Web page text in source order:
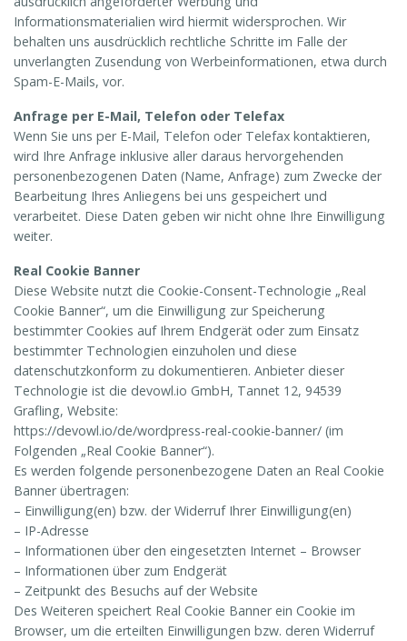
Informationsmaterialien wird hiermit widersprochen. Wir
behalten uns ausdrücklich rechtliche Schritte im Falle der
unverlangten Zusendung von Werbeinformationen, etwa durch
Spam-E-Mails, vor.
Anfrage per E-Mail, Telefon oder Telefax
Wenn Sie uns per E-Mail, Telefon oder Telefax kontaktieren,
wird Ihre Anfrage inklusive aller daraus hervorgehenden
personenbezogenen Daten (Name, Anfrage) zum Zwecke der
Bearbeitung Ihres Anliegens bei uns gespeichert und
verarbeitet. Diese Daten geben wir nicht ohne Ihre Einwilligung
weiter.
Real Cookie Banner
Diese Website nutzt die Cookie-Consent-Technologie „Real
Cookie Banner“, um die Einwilligung zur Speicherung
bestimmter Cookies auf Ihrem Endgerät oder zum Einsatz
bestimmter Technologien einzuholen und diese
datenschutzkonform zu dokumentieren. Anbieter dieser
Technologie ist die devowl.io GmbH, Tannet 12, 94539
Grafling, Website:
https://devowl.io/de/wordpress-real-cookie-banner/ (im
Folgenden „Real Cookie Banner“).
Es werden folgende personenbezogene Daten an Real Cookie
Banner übertragen:
– Einwilligung(en) bzw. der Widerruf Ihrer Einwilligung(en)
– IP-Adresse
– Informationen über den eingesetzten Internet – Browser
– Informationen über zum Endgerät
– Zeitpunkt des Besuchs auf der Website
Des Weiteren speichert Real Cookie Banner ein Cookie im
Browser, um die erteilten Einwilligungen bzw. deren Widerruf